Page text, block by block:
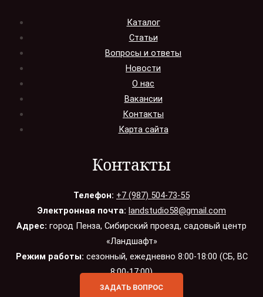
Каталог
Статьи
Вопросы и ответы
Новости
О нас
Вакансии
Контакты
Карта сайта
Контакты
Телефон: +7 (987) 504-73-55
Электронная почта: landstudio58@gmail.com
Адрес: город Пенза, Сибирский проезд, садовый центр
«Ландшафт»
Режим работы: сезонный, ежедневно 8:00-18:00 (СБ, ВС
8:00-17:00)
ЗАДАТЬ ВОПРОС